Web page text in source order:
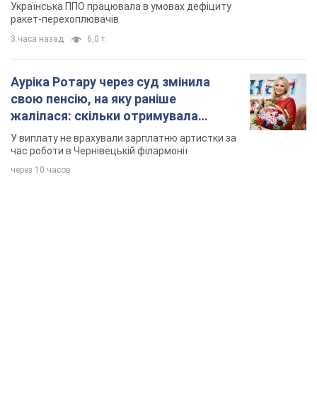
Українська ППО працювала в умовах дефіциту
ракет-перехоплювачів
3 часа назад 6,0 т.
Ауріка Ротару через суд змінила
свою пенсію, на яку раніше
жалілася: скільки отримувала
співачка
У виплату не врахували зарплатню артистки за
час роботи в Чернівецькій філармонії
через 10 часов